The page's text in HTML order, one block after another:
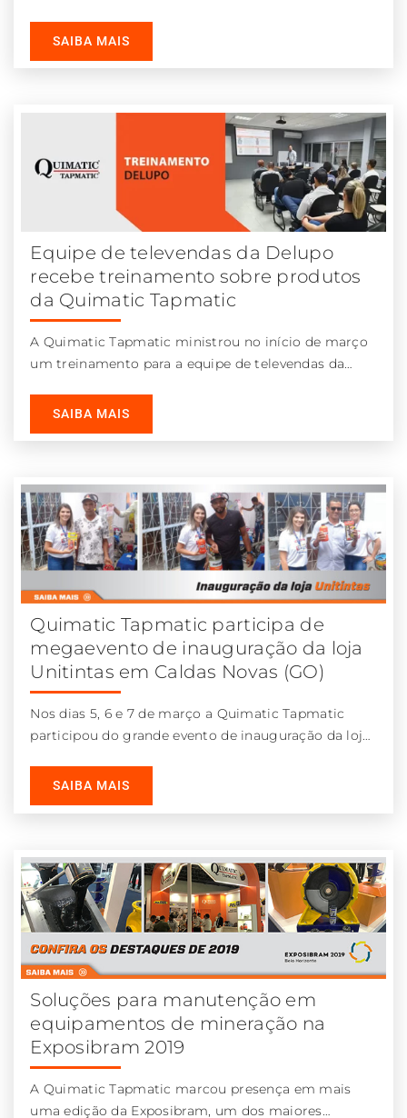
Automação Industrial,
SAIBA MAIS
Equipe de televendas da Delupo
recebe treinamento sobre produtos
da Quimatic Tapmatic
A Quimatic Tapmatic ministrou no início de março
um treinamento para a equipe de televendas da
SAIBA MAIS
Quimatic Tapmatic participa de
megaevento de inauguração da loja
Unitintas em Caldas Novas (GO)
Nos dias 5, 6 e 7 de março a Quimatic Tapmatic
participou do grande evento de inauguração da loja
SAIBA MAIS
Soluções para manutenção em
equipamentos de mineração na
Exposibram 2019
A Quimatic Tapmatic marcou presença em mais
uma edição da Exposibram, um dos maiores